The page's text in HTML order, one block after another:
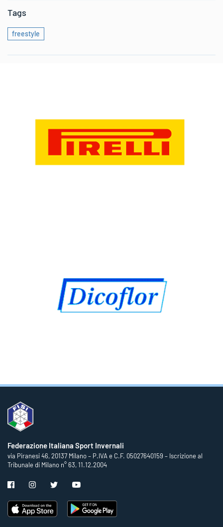
Tags
freestyle
Federazione Italiana Sport Invernali
via Piranesi 46, 20137 Milano – P.IVA e C.F. 05027640159 – Iscrizione al
Tribunale di Milano n° 63, 11.12.2004